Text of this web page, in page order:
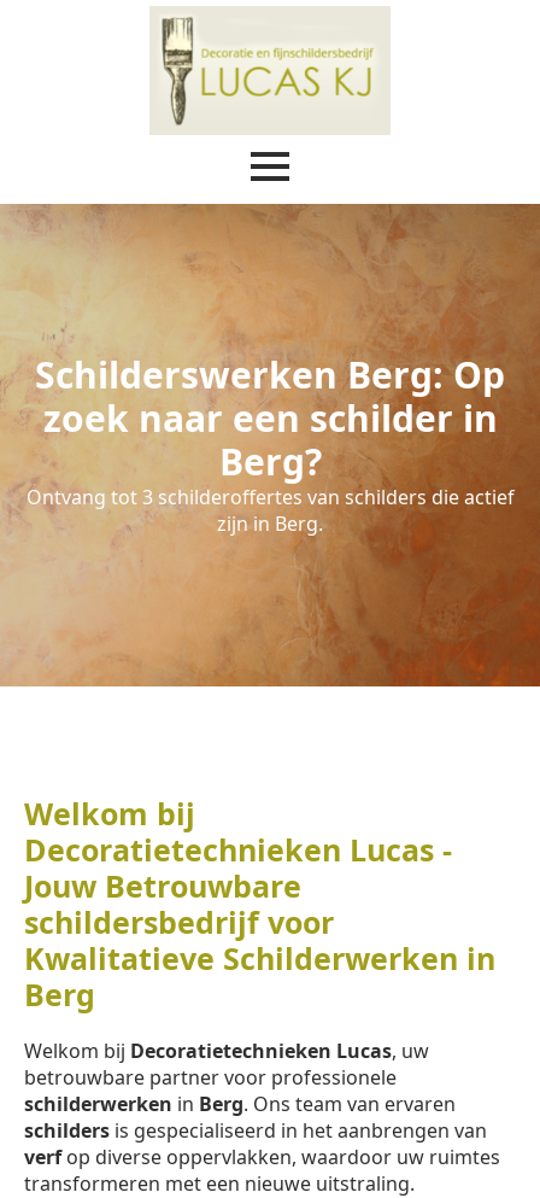
Schilderswerken Berg: Op
zoek naar een schilder in
Berg?
Ontvang tot 3 schilderoffertes van schilders die actief
zijn in Berg.
Welkom bij
Decoratietechnieken Lucas -
Jouw Betrouwbare
schildersbedrijf voor
Kwalitatieve Schilderwerken in
Berg
Welkom bij Decoratietechnieken Lucas, uw
betrouwbare partner voor professionele
schilderwerken in Berg. Ons team van ervaren
schilders is gespecialiseerd in het aanbrengen van
verfop diverse oppervlakken, waardoor uw ruimtes
transformeren met een nieuwe uitstraling.